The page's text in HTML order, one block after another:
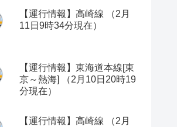
【運行情報】高崎線 （2月
11日9時34分現在）
【運行情報】東海道本線[東
京～熱海] （2月10日20時19
分現在）
【運行情報】高崎線 （2月